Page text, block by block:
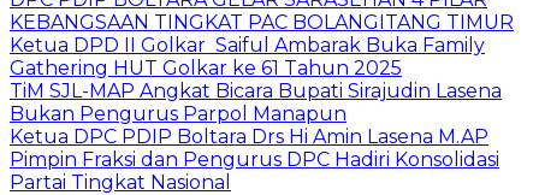
KEBANGSAAN TINGKAT PAC BOLANGITANG TIMUR
Ketua DPD II Golkar Saiful Ambarak Buka Family
Gathering HUT Golkar ke 61 Tahun 2025
TiM SJL-MAP Angkat Bicara Bupati Sirajudin Lasena
Bukan Pengurus Parpol Manapun
Ketua DPC PDIP Boltara Drs Hi Amin Lasena M.AP
Pimpin Fraksi dan Pengurus DPC Hadiri Konsolidasi
Partai Tingkat Nasional